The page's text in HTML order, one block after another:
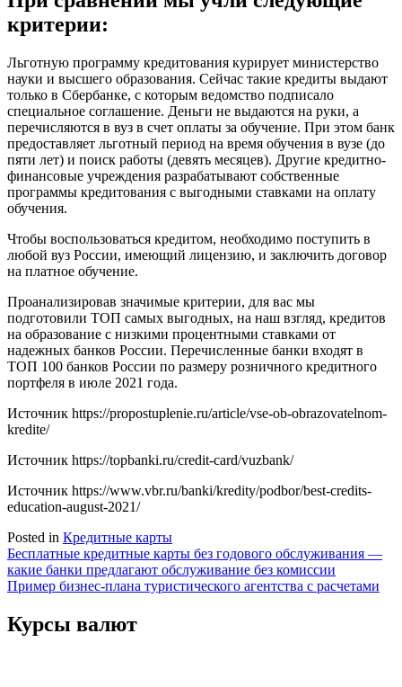
критерии:
Льготную программу кредитования курирует министерство
науки и высшего образования. Сейчас такие кредиты выдают
только в Сбербанке, с которым ведомство подписало
специальное соглашение. Деньги не выдаются на руки, а
перечисляются в вуз в счет оплаты за обучение. При этом банк
предоставляет льготный период на время обучения в вузе (до
пяти лет) и поиск работы (девять месяцев). Другие кредитно-
финансовые учреждения разрабатывают собственные
программы кредитования с выгодными ставками на оплату
обучения.
Чтобы воспользоваться кредитом, необходимо поступить в
любой вуз России, имеющий лицензию, и заключить договор
на платное обучение.
Проанализировав значимые критерии, для вас мы
подготовили ТОП самых выгодных, на наш взгляд, кредитов
на образование с низкими процентными ставками от
надежных банков России. Перечисленные банки входят в
ТОП 100 банков России по размеру розничного кредитного
портфеля в июле 2021 года.
Источник https://propostuplenie.ru/article/vse-ob-obrazovatelnom-
kredite/
Источник https://topbanki.ru/credit-card/vuzbank/
Источник https://www.vbr.ru/banki/kredity/podbor/best-credits-
education-august-2021/
Posted in Кредитные карты
Навигация
по
Бесплатные кредитные карты без годового обслуживания —
какие банки предлагают обслуживание без комиссии
Пример бизнес-плана туристического агентства с расчетами
Курсы валют